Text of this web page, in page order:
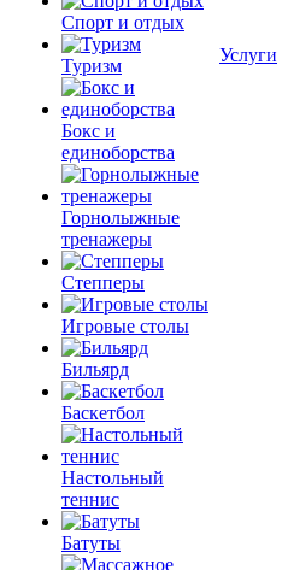
Спорт и отдых
Туризм
Бокс и
единоборства
Горнолыжные
тренажеры
Степперы
Игровые столы
Бильярд
Баскетбол
Настольный
теннис
Батуты
Услуги